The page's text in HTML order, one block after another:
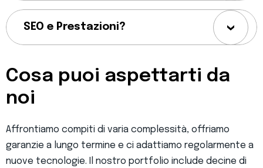
SEO e Prestazioni?
Cosa puoi aspettarti da
noi
Affrontiamo compiti di varia complessità, offriamo
garanzie a lungo termine e ci adattiamo regolarmente a
nuove tecnologie. Il nostro portfolio include decine di